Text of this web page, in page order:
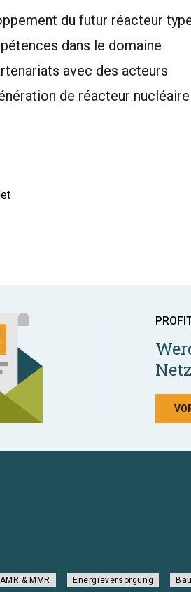
du futur réacteur
dans le domaine
avec des acteurs
de réacteur nucléaire
& MMR Energieversorgung